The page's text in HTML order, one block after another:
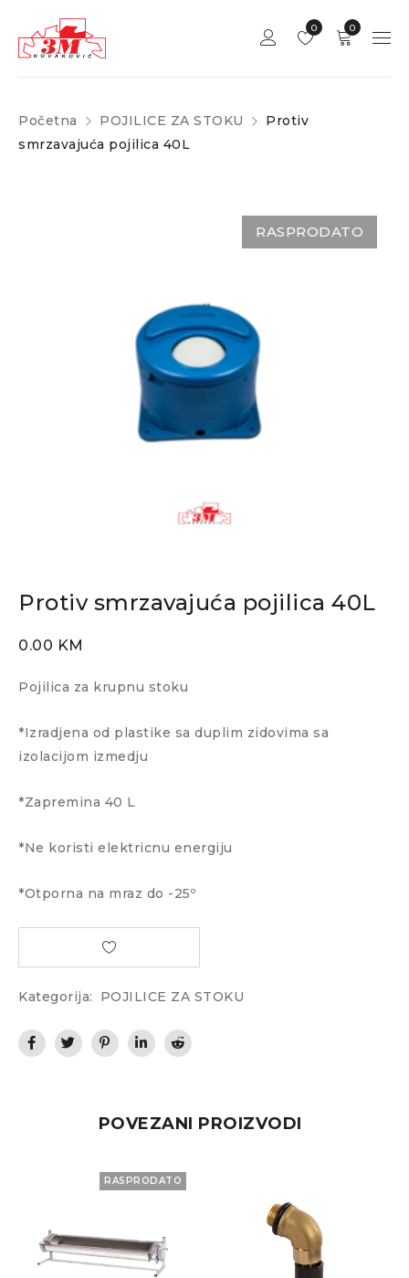
0
0
Početna POJILICE ZA STOKU
Protiv
smrzavajuća pojilica 40L
RASPRODATO
Protiv smrzavajuća pojilica 40L
0.00 KM
Pojilica za krupnu stoku
*Izradjena od plastike sa duplim zidovima sa
izolacijom izmedju
*Zapremina 40 L
*Ne koristi elektricnu energiju
*Otporna na mraz do -25º
Kategorija: POJILICE ZA STOKU
POVEZANI PROIZVODI
RASPRODATO